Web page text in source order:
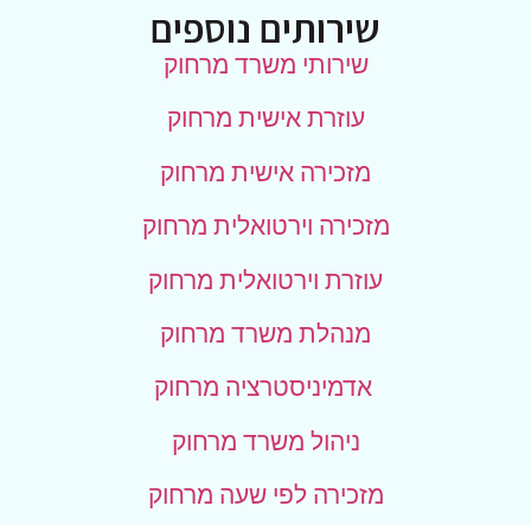
שירותים נוספים
שירותי משרד מרחוק
עוזרת אישית מרחוק
מזכירה אישית מרחוק
מזכירה וירטואלית מרחוק
עוזרת וירטואלית מרחוק
מנהלת משרד מרחוק
אדמיניסטרציה מרחוק
ניהול משרד מרחוק
מזכירה לפי שעה מרחוק